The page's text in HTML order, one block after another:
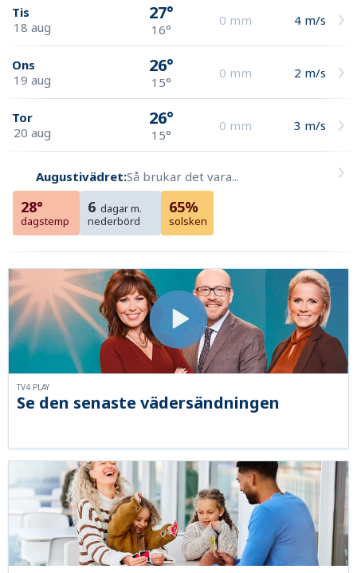
Tis
18 aug
27°
16°
0 mm 4 m/s
Ons
19 aug
26°
15°
0 mm 2 m/s
Tor
20 aug
26°
15°
0 mm 3 m/s
Augustivädret:Så brukar det vara...
28°
dagstemp
6 dagar m.
nederbörd
65%
solsken
Se den senaste vädersändningen
TV4 PLAY